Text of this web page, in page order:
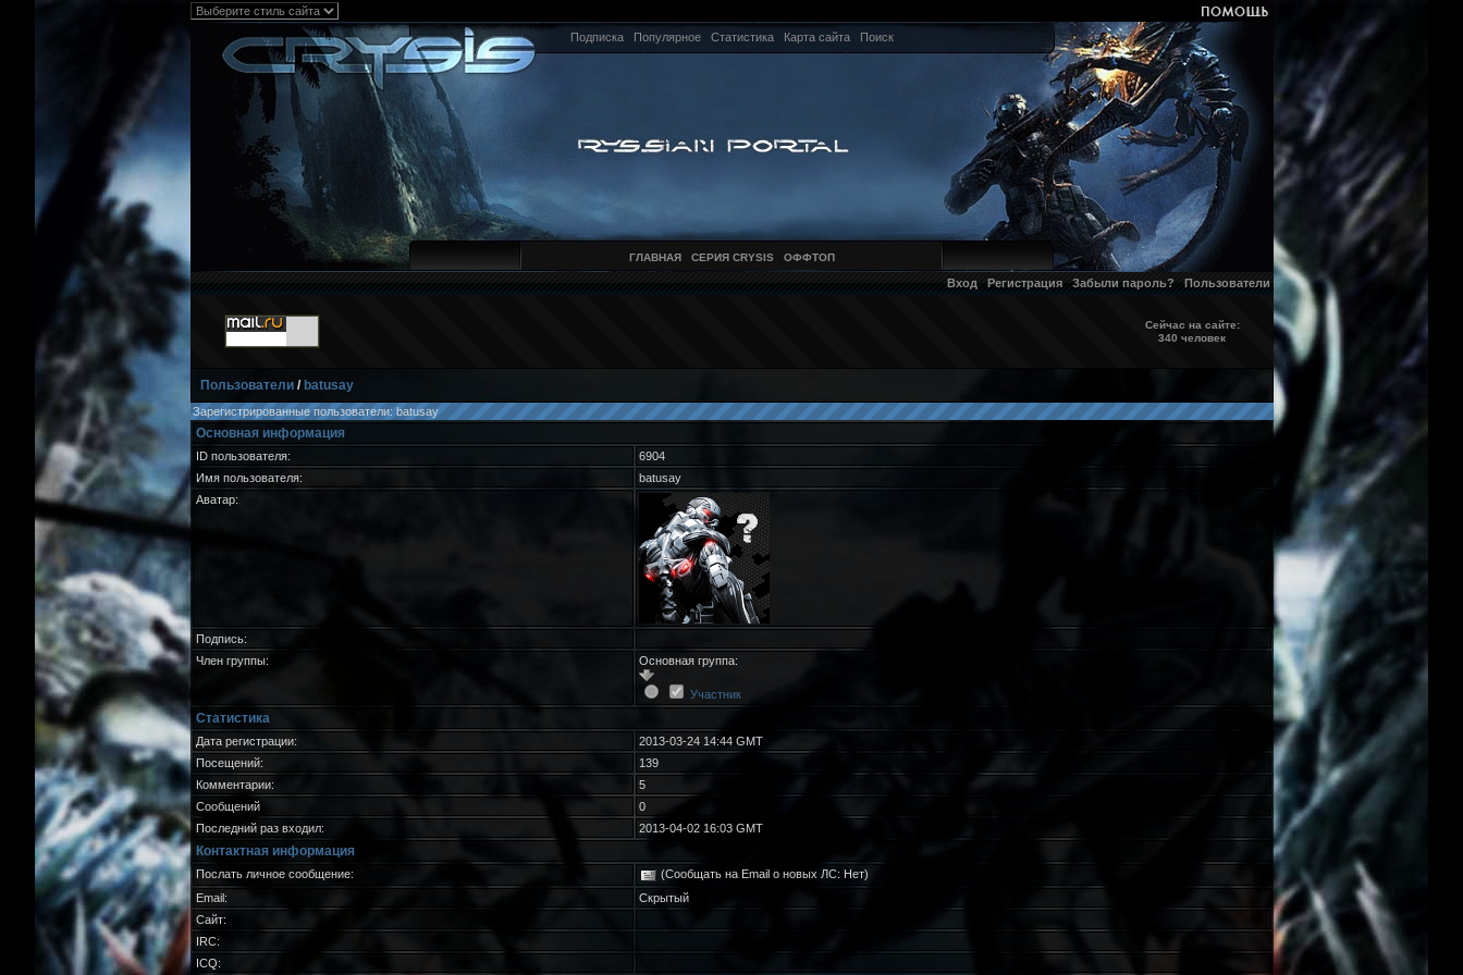
Подписка Популярное Статистика Карта сайта Поиск
ГЛАВНАЯ СЕРИЯ CRYSIS ОФФТОП
Вход Регистрация Забыли пароль? Пользователи
Сейчас на сайте:
340 человек
Пользователи/ batusay
Зарегистрированные пользователи: batusay
Основная информация
ID пользователя:
6904
Имя пользователя:
batusay
Аватар:
Подпись:
Член группы:
Основная группа:
Участник
Статистика
Дата регистрации:
2013-03-24 14:44 GMT
Посещений:
139
Комментарии:
5
Сообщений
0
Последний раз входил:
2013-04-02 16:03 GMT
Контактная информация
Послать личное сообщение:
(Сообщать на Email о новых ЛС: Нет)
Email:
Скрытый
Сайт:
IRC:
ICQ: